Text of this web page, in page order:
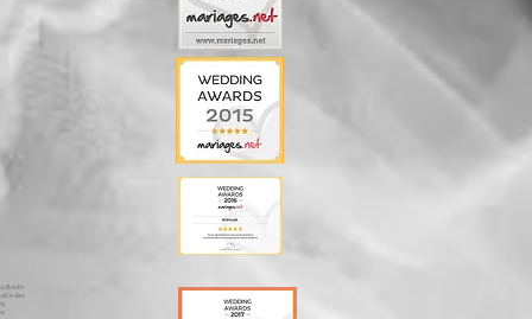
Traiteur, Lausanne Enceintes Lausanne, Lyres Lausanne, Mariage Montreux, animation Montreux, dj Montreux, animateur Montreux, mariages Montreux, animations Montreux, dj, Annecy, Mariage, Ouverture du Bal Montreux, Première Danse Montreux, DJ Montreux, Photo Booth Montreux, Wedding Planner Montreux, Wedding Cake Montreux, Wedding Montreux, MC Montreux, Sono Mariage Montreux,